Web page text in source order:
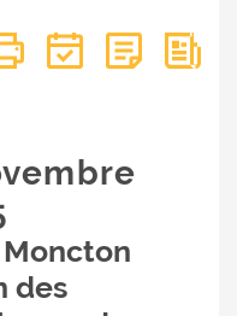
Moncton
des